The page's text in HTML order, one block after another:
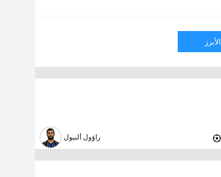
الأبرز
راؤول ألبيول